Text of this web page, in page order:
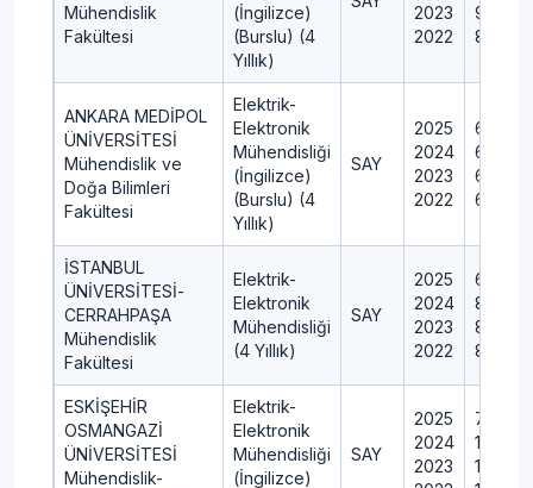
Mühendislik
Fakültesi
(İngilizce)
(Burslu) (4
Yıllık)
2023
2022
9
8
ANKARA MEDİPOL
ÜNİVERSİTESİ
Mühendislik ve
Doğa Bilimleri
Fakültesi
Elektrik-
Elektronik
Mühendisliği
(İngilizce)
(Burslu) (4
Yıllık)
SAY
2025
2024
2023
2022
6
6
6
6
İSTANBUL
ÜNİVERSİTESİ-
CERRAHPAŞA
Mühendislik
Fakültesi
Elektrik-
Elektronik
Mühendisliği
(4 Yıllık)
SAY
2025
2024
2023
2022
60
80
80
80
ESKİŞEHİR
OSMANGAZİ
ÜNİVERSİTESİ
Mühendislik-
Elektrik-
Elektronik
Mühendisliği
(İngilizce)
SAY
2025
2024
2023
70
100
100